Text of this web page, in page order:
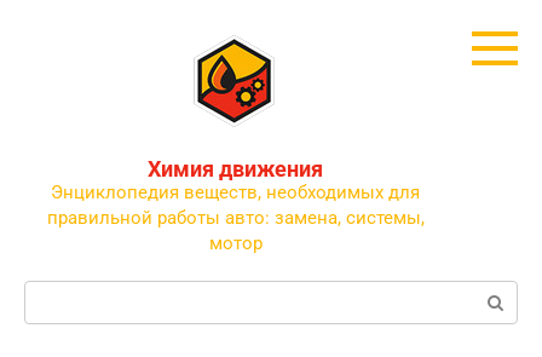
Химия движения
Энциклопедия веществ, необходимых для
правильной работы авто: замена, системы,
мотор
Поиск: